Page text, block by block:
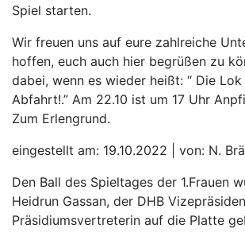
Spiel starten.
Wir freuen uns auf eure zahlreiche
hoffen, euch auch hier begrüßen zu
dabei, wenn es wieder heißt: “ Die
Abfahrt!.” Am 22.10 ist um 17 Uhr
Zum Erlengrund.
eingestellt am: 19.10.2022 | von: N.
Den Ball des Spieltages der 1.Frauen
Heidrun Gassan, der DHB
Präsidiumsvertreterin auf die Platte